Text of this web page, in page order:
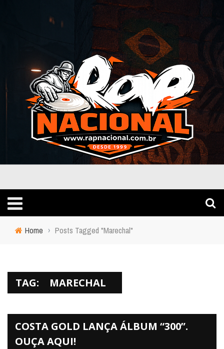
Home › Posts Tagged "Marechal"
TAG: MARECHAL
COSTA GOLD LANÇA ÁLBUM “300”.
OUÇA AQUI!